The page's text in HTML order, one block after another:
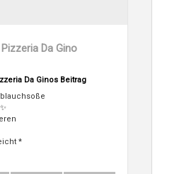
Da Gino
Da Ginos Beitrag
*